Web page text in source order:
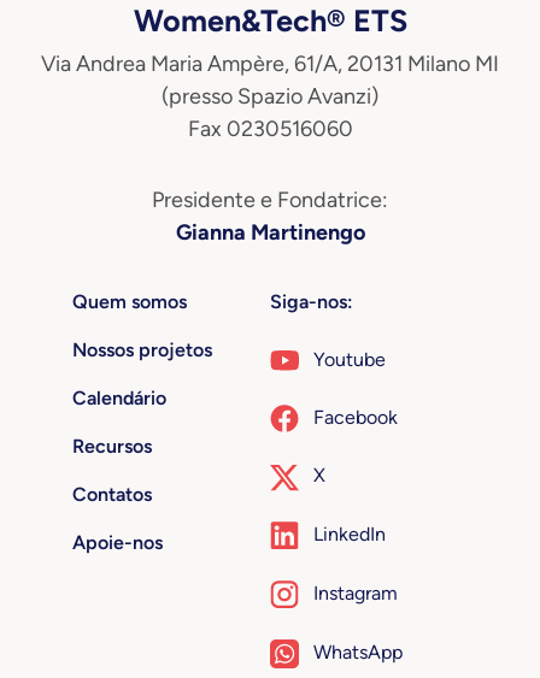
Women&Tech® ETS
Via Andrea Maria Ampère, 61/A, 20131 Milano MI
(presso Spazio Avanzi)
Fax 0230516060
Presidente e Fondatrice:
Gianna Martinengo
Quem somos
Nossos projetos
Calendário
Recursos
Contatos
Apoie-nos
Siga-nos:
Youtube
Facebook
X
LinkedIn
Instagram
WhatsApp